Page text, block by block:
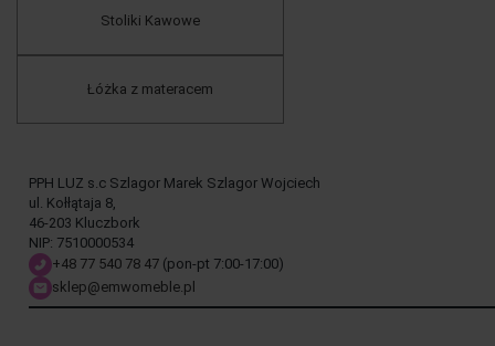
Stoliki Kawowe
Łóżka z materacem
PPH LUZ s.c Szlagor Marek Szlagor Wojciech
ul. Kołłątaja 8,
46-203 Kluczbork
NIP: 7510000534
+48 77 540 78 47 (pon-pt 7:00-17:00)
sklep@emwomeble.pl